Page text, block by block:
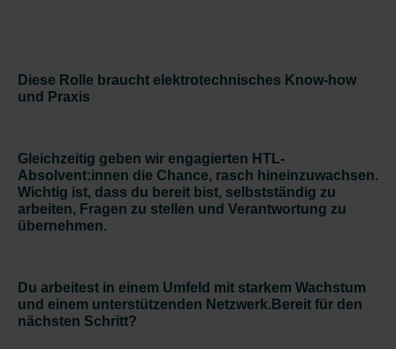
Diese Rolle braucht elektrotechnisches Know-how
und Praxis
Gleichzeitig geben wir engagierten HTL-
Absolvent:innen die Chance, rasch hineinzuwachsen.
Wichtig ist, dass du bereit bist, selbstständig zu
arbeiten, Fragen zu stellen und Verantwortung zu
übernehmen.
Du arbeitest in einem Umfeld mit starkem Wachstum
und einem unterstützenden Netzwerk.Bereit für den
nächsten Schritt?